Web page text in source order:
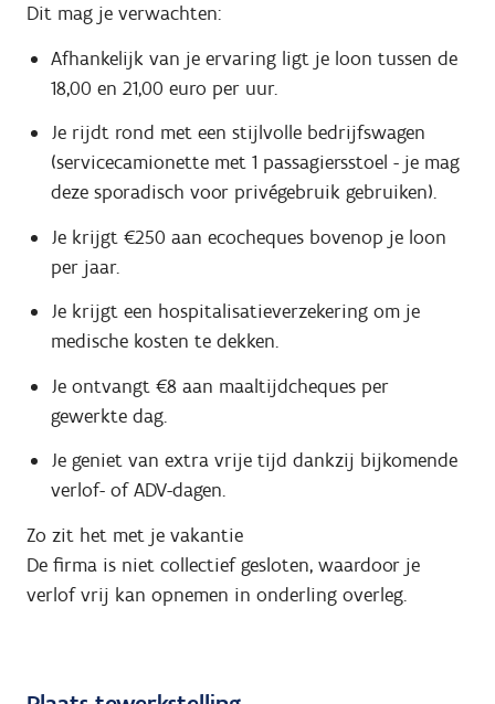
Dit mag je verwachten:
Afhankelijk van je ervaring ligt je loon tussen de
18,00 en 21,00 euro per uur.
Je rijdt rond met een stijlvolle bedrijfswagen
(servicecamionette met 1 passagiersstoel - je mag
deze sporadisch voor privégebruik gebruiken).
Je krijgt €250 aan ecocheques bovenop je loon
per jaar.
Je krijgt een hospitalisatieverzekering om je
medische kosten te dekken.
Je ontvangt €8 aan maaltijdcheques per
gewerkte dag.
Je geniet van extra vrije tijd dankzij bijkomende
verlof- of ADV-dagen.
Zo zit het met je vakantie
De firma is niet collectief gesloten, waardoor je
verlof vrij kan opnemen in onderling overleg.